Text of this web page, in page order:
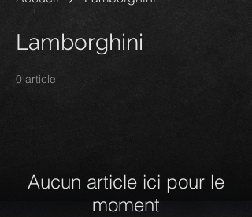
Lamborghini
0 article
Aucun article ici pour le
moment